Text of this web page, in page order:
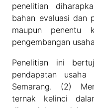
penelitian
bahan evaluasi dan
maupun penentu
pengembangan
Penelitian ini
pendapatan
Semarang. (2)
ternak kelinci